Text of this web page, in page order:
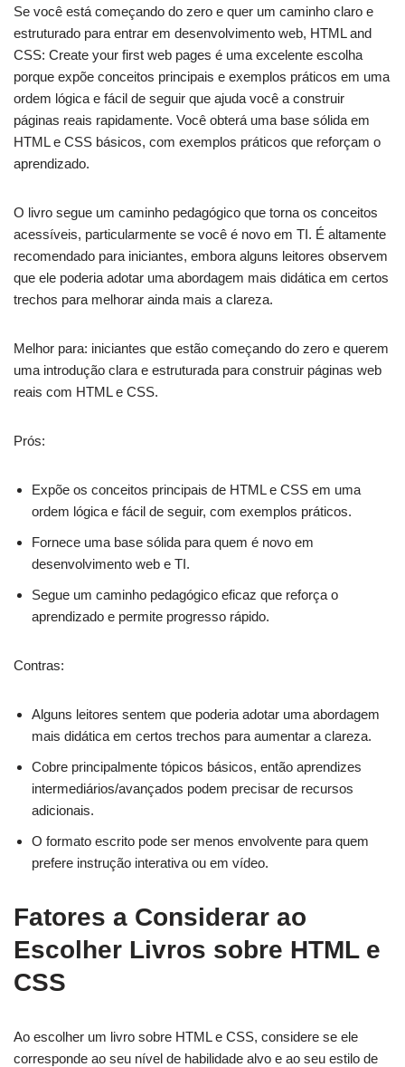
Se você está começando do zero e quer um caminho claro e
estruturado para entrar em desenvolvimento web, HTML and
CSS: Create your first web pages é uma excelente escolha
porque expõe conceitos principais e exemplos práticos em uma
ordem lógica e fácil de seguir que ajuda você a construir
páginas reais rapidamente. Você obterá uma base sólida em
HTML e CSS básicos, com exemplos práticos que reforçam o
aprendizado.
O livro segue um caminho pedagógico que torna os conceitos
acessíveis, particularmente se você é novo em TI. É altamente
recomendado para iniciantes, embora alguns leitores observem
que ele poderia adotar uma abordagem mais didática em certos
trechos para melhorar ainda mais a clareza.
Melhor para: iniciantes que estão começando do zero e querem
uma introdução clara e estruturada para construir páginas web
reais com HTML e CSS.
Prós:
Expõe os conceitos principais de HTML e CSS em uma
ordem lógica e fácil de seguir, com exemplos práticos.
Fornece uma base sólida para quem é novo em
desenvolvimento web e TI.
Segue um caminho pedagógico eficaz que reforça o
aprendizado e permite progresso rápido.
Contras:
Alguns leitores sentem que poderia adotar uma abordagem
mais didática em certos trechos para aumentar a clareza.
Cobre principalmente tópicos básicos, então aprendizes
intermediários/avançados podem precisar de recursos
adicionais.
O formato escrito pode ser menos envolvente para quem
prefere instrução interativa ou em vídeo.
Fatores a Considerar ao
Escolher Livros sobre HTML e
CSS
Ao escolher um livro sobre HTML e CSS, considere se ele
corresponde ao seu nível de habilidade alvo e ao seu estilo de